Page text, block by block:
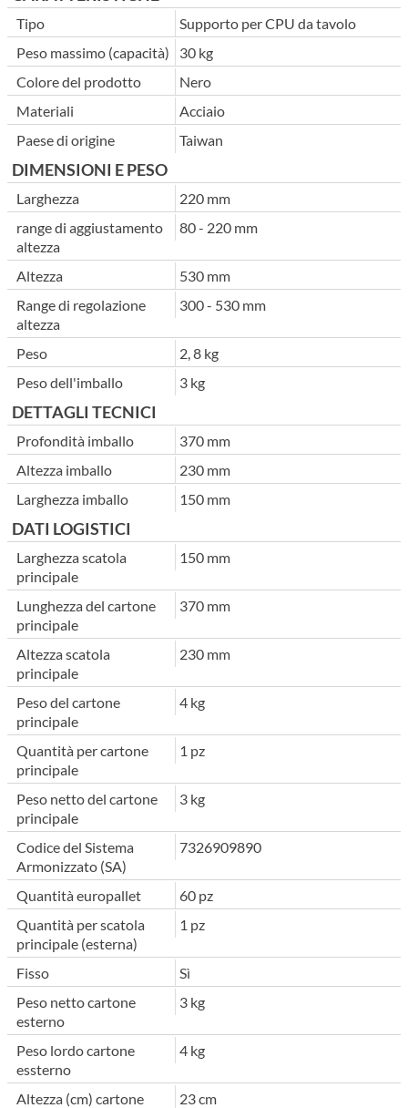
Tipo
Supporto per CPU da tavolo
Peso massimo (capacità)
30 kg
Colore del prodotto
Nero
Materiali
Acciaio
Paese di origine
Taiwan
DIMENSIONI E PESO
Larghezza
220 mm
range di aggiustamento
altezza
80 - 220 mm
Altezza
530 mm
Range di regolazione
altezza
300 - 530 mm
Peso
2, 8 kg
Peso dell'imballo
3 kg
DETTAGLI TECNICI
Profondità imballo
370 mm
Altezza imballo
230 mm
Larghezza imballo
150 mm
DATI LOGISTICI
Larghezza scatola
principale
150 mm
Lunghezza del cartone
principale
370 mm
Altezza scatola
principale
230 mm
Peso del cartone
principale
4 kg
Quantità per cartone
principale
1 pz
Peso netto del cartone
principale
3 kg
Codice del Sistema
Armonizzato (SA)
7326909890
Quantità europallet
60 pz
Quantità per scatola
principale (esterna)
1 pz
Fisso
Sì
Peso netto cartone
esterno
3 kg
Peso lordo cartone
essterno
4 kg
Altezza (cm) cartone
23 cm